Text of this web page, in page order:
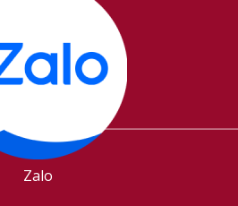
Zalo